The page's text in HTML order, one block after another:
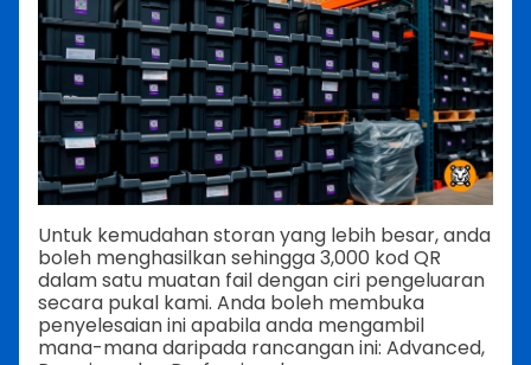
Untuk kemudahan storan yang lebih besar, anda
boleh menghasilkan sehingga 3,000 kod QR
dalam satu muatan fail dengan ciri pengeluaran
secara pukal kami. Anda boleh membuka
penyelesaian ini apabila anda mengambil
mana-mana daripada rancangan ini: Advanced,